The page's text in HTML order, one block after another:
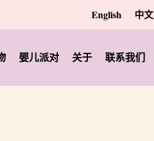
English 中文
婴儿派对 关于 联系我们